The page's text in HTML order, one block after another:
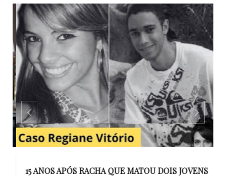
15 ANOS APÓS RACHA QUE MATOU DOIS JOVENS